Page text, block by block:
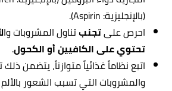
(بالإنجليزية: Aspirin).
احرص علىتجنبتناول المشروبات وا
تحتوي على الكافيين أو الكحول.
اتبع نظاماً غذائياً متوازناً، يتضمن
والمشروبات التي تسبب الشعور